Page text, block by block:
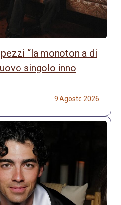
“la monotonia di
singolo inno
9 Agosto 2026